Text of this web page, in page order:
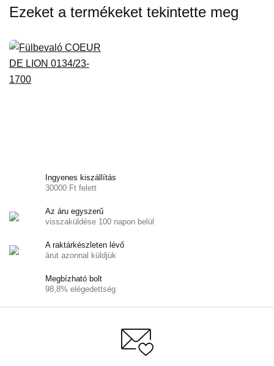
Ezeket a termékeket tekintette meg
Ingyenes kiszállítás
30000 Ft felett
Az áru egyszerű
visszaküldése 100 napon belül
A raktárkészleten lévő
árut azonnal küldjük
Megbízható bolt
98,8% elégedettség